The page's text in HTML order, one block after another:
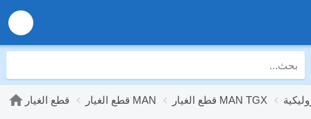
قطع الغيار قطع الغيار MAN قطع الغيار MAN TGX